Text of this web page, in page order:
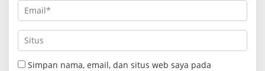
Simpan nama, email, dan situs web saya pada